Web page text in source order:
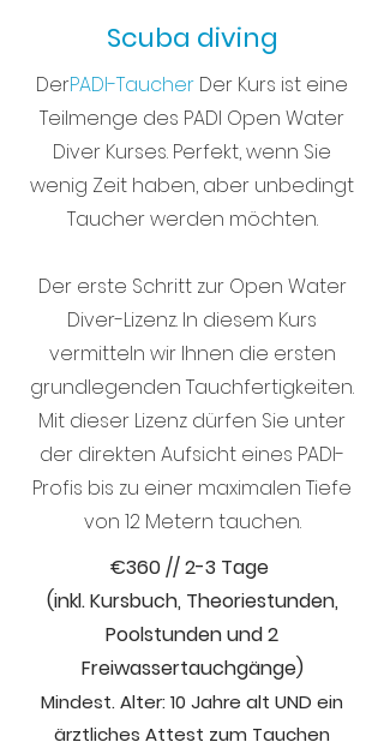
Scuba diving
DerPADI-Taucher Der Kurs ist eine
Teilmenge des PADI Open Water
Diver Kurses. Perfekt, wenn Sie
wenig Zeit haben, aber unbedingt
Taucher werden möchten.
Der erste Schritt zur Open Water
Diver-Lizenz. In diesem Kurs
vermitteln wir Ihnen die ersten
grundlegenden Tauchfertigkeiten.
Mit dieser Lizenz dürfen Sie unter
der direkten Aufsicht eines PADI-
Profis bis zu einer maximalen Tiefe
von 12 Metern tauchen.
€360 // 2-3 Tage
(inkl. Kursbuch, Theoriestunden,
Poolstunden und 2
Freiwassertauchgänge)
Mindest. Alter: 10 Jahre alt UND ein
ärztliches Attest zum Tauchen